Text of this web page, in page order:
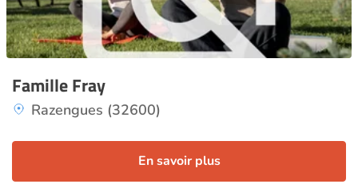
Famille Fray
Razengues (32600)
En savoir plus